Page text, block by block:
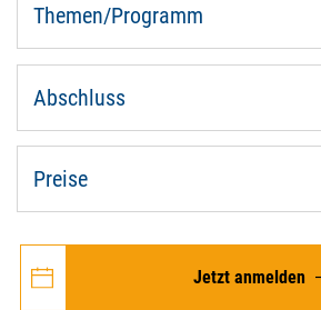
Themen/Programm
Abschluss
Preise
Jetzt anmelden